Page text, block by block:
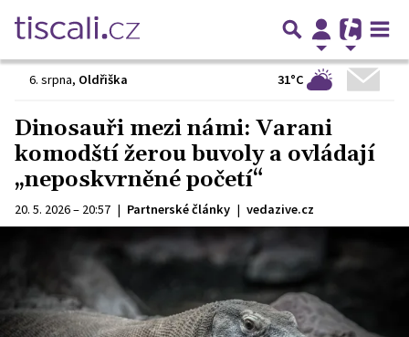
6. srpna, Oldřiška 31°C
Dinosauři mezi námi: Varani
komodští žerou buvoly a ovládají
„neposkvrněné početí“
20. 5. 2026 – 20:57 | Partnerské články | vedazive.cz